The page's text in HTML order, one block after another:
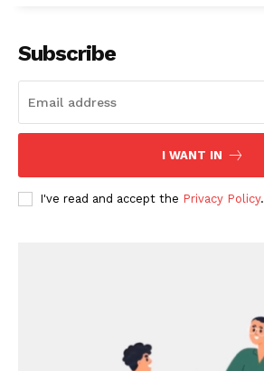
Subscribe
I WANT IN
I've read and accept the Privacy Policy.